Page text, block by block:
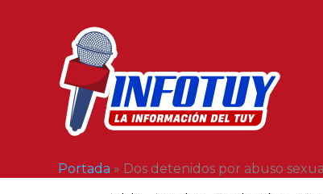
contenido
Portada » Dos detenidos por abuso